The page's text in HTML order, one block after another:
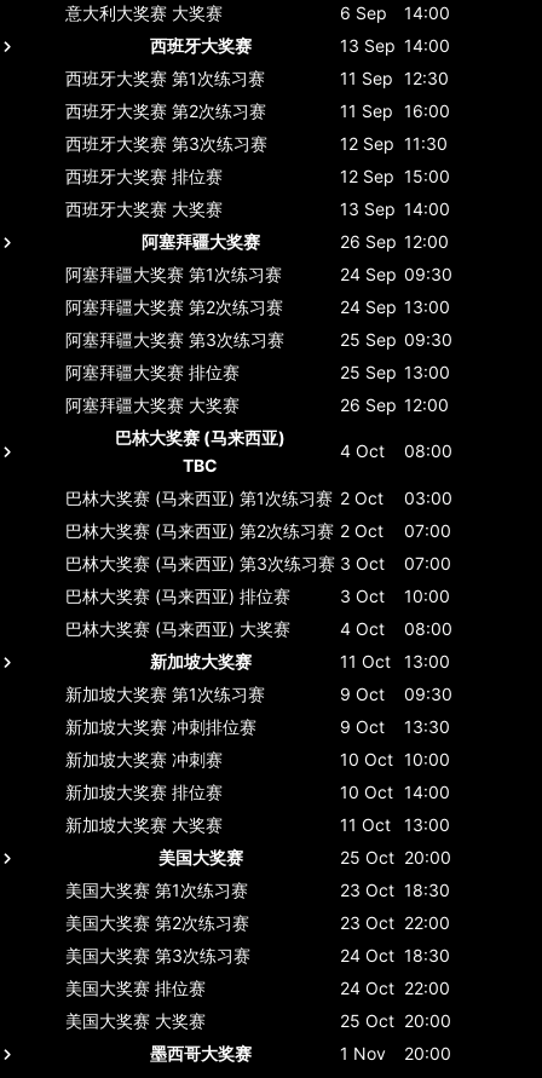
意大利大奖赛 大奖赛 6 Sep
14:00
西班牙大奖赛
13 Sep 14:00
西班牙大奖赛 第1次练习赛 11 Sep 12:30
西班牙大奖赛 第2次练习赛 11 Sep 16:00
西班牙大奖赛 第3次练习赛 12 Sep 11:30
西班牙大奖赛 排位赛 12 Sep 15:00
西班牙大奖赛 大奖赛 13 Sep 14:00
阿塞拜疆大奖赛
26 Sep 12:00
阿塞拜疆大奖赛 第1次练习赛 24 Sep 09:30
阿塞拜疆大奖赛 第2次练习赛 24 Sep 13:00
阿塞拜疆大奖赛 第3次练习赛 25 Sep 09:30
阿塞拜疆大奖赛 排位赛 25 Sep 13:00
阿塞拜疆大奖赛 大奖赛 26 Sep 12:00
巴林大奖赛 (马来西亚)
TBC
4 Oct 08:00
巴林大奖赛 (马来西亚) 第1次练习赛 2 Oct
03:00
巴林大奖赛 (马来西亚) 第2次练习赛 2 Oct
07:00
巴林大奖赛 (马来西亚) 第3次练习赛 3 Oct
07:00
巴林大奖赛 (马来西亚) 排位赛 3 Oct
10:00
巴林大奖赛 (马来西亚) 大奖赛 4 Oct
08:00
新加坡大奖赛
11 Oct
13:00
新加坡大奖赛 第1次练习赛 9 Oct
09:30
新加坡大奖赛 冲刺排位赛 9 Oct
13:30
新加坡大奖赛 冲刺赛 10 Oct 10:00
新加坡大奖赛 排位赛 10 Oct 14:00
新加坡大奖赛 大奖赛 11 Oct
13:00
美国大奖赛
25 Oct 20:00
美国大奖赛 第1次练习赛 23 Oct 18:30
美国大奖赛 第2次练习赛 23 Oct 22:00
美国大奖赛 第3次练习赛 24 Oct 18:30
美国大奖赛 排位赛 24 Oct 22:00
美国大奖赛 大奖赛 25 Oct 20:00
墨西哥大奖赛
1 Nov
20:00